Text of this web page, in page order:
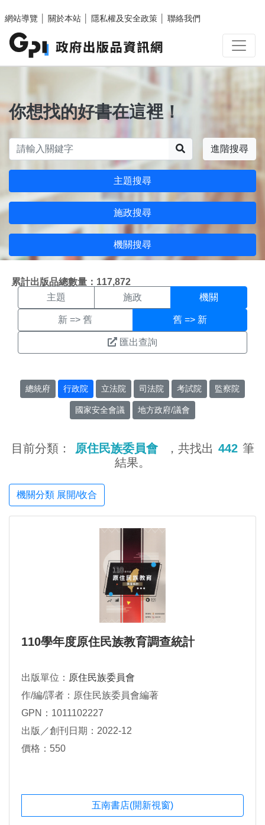
網站導覽
關於本站 隱私權及安全政策 聯絡我們
你想找的好書在這裡！
進階搜尋
主題搜尋
施政搜尋
機關搜尋
累計出版品總數量：117,872
機關搜尋結果頁面
主題 施政 機關
新 => 舊 舊 => 新
匯出查詢
總統府 行政院 立法院 司法院 考試院 監察院
國家安全會議 地方政府/議會
目前分類： 原住民族委員會 ，共找出 442 筆
結果。
機關分類 展開/收合
110學年度原住民族教育調查統計
出版單位： 原住民族委員會
作/編/譯者：原住民族委員會編著
GPN：1011102227
出版／創刊日期：2022-12
價格：550
五南書店(開新視窗)